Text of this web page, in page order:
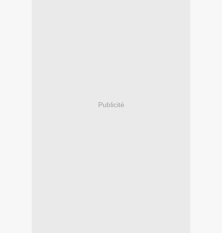
Publicité